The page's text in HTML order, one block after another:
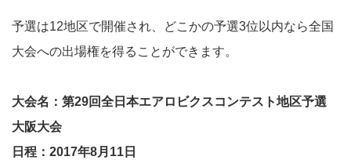
予選は12地区で開催され、どこかの予選3位以内なら全国
大会への出場権を得ることができます。
大会名：第29回全日本エアロビクスコンテスト地区予選
大阪大会
日程：2017年8月11日